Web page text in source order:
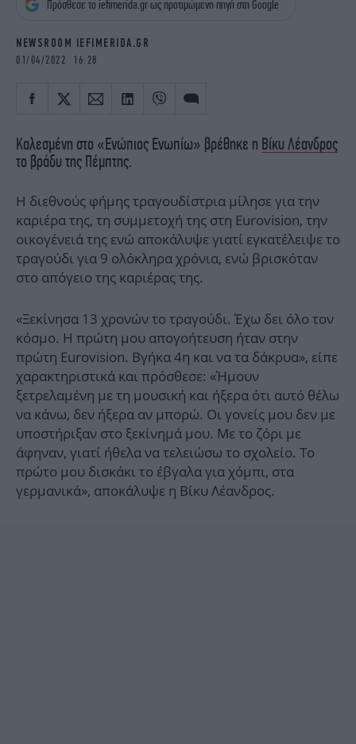
iBOOKS
ΖΩΔΙΑ
MEDIA
NEWSLETTER
Πρόσθεσε το iefimerida.gr ως προτιμώμενη πηγή στη Google
NEWSROOM IEFIMERIDA.GR
01/04/2022 16:28
Καλεσμένη στο «Ενώπιος Ενωπίω» βρέθηκε η Βίκυ Λέανδρος
το βράδυ της Πέμπτης.
Η διεθνούς φήμης τραγουδίστρια μίλησε για την
καριέρα της, τη συμμετοχή της στη Eurovision, την
οικογένειά της ενώ αποκάλυψε γιατί εγκατέλειψε το
τραγούδι για 9 ολόκληρα χρόνια, ενώ βρισκόταν
στο απόγειο της καριέρας της.
«Ξεκίνησα 13 χρονών το τραγούδι. Έχω δει όλο τον
κόσμο. Η πρώτη μου απογοήτευση ήταν στην
πρώτη Eurovision. Βγήκα 4η και να τα δάκρυα», είπε
χαρακτηριστικά και πρόσθεσε: «Ήμουν
ξετρελαμένη με τη μουσική και ήξερα ότι αυτό θέλω
να κάνω, δεν ήξερα αν μπορώ. Οι γονείς μου δεν με
υποστήριξαν στο ξεκίνημά μου. Με το ζόρι με
άφηναν, γιατί ήθελα να τελειώσω το σχολείο. Το
πρώτο μου δισκάκι το έβγαλα για χόμπι, στα
γερμανικά», αποκάλυψε η Βίκυ Λέανδρος.